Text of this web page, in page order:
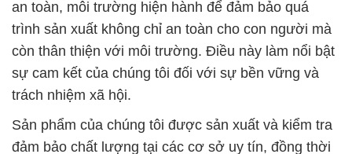
an toàn, môi trường hiện hành để đảm bảo quá
trình sản xuất không chỉ an toàn cho con người mà
còn thân thiện với môi trường. Điều này làm nổi bật
sự cam kết của chúng tôi đối với sự bền vững và
trách nhiệm xã hội.
Sản phẩm của chúng tôi được sản xuất và kiểm tra
đảm bảo chất lượng tại các cơ sở uy tín, đồng thời